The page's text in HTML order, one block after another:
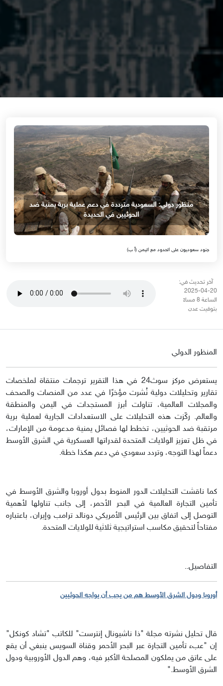
منظور دولي: السعودية مترددة في دعم عملية برية يمنية ضد
الحوثيين في الحديدة
جنود سعوديون على الحدود مع اليمن (أ ب)
آخر تحديث في:
20-04-2025
الساعة 8 مساءً
بتوقيت عدن
المنظور الدولي
يستعرض مركز سوث24 في هذا التقرير ترجمات منتقاة لملخصات
تقارير وتحليلات دولية نُشرت مؤخرًا في عدد من المنصات والصحف
والمجلات العالمية، تناولت أبرز المستجدات في اليمن والمنطقة
والعالم. ركّزت هذه التحليلات على الاستعدادات الجارية لعملية برية
مرتقبة ضد الحوثيين، تخطط لها فصائل يمنية مدعومة من الإمارات،
في ظل تعزيز الولايات المتحدة لقدراتها العسكرية في الشرق الأوسط
دعماً لهذا التوجه، وتردد سعودي في دعم هكذا خطة.
كما ناقشت التحليلات الدور المنوط بدول أوروبا والشرق الأوسط في
تأمين التجارة العالمية في البحر الأحمر، إلى جانب تناولها لأهمية
التوصل إلى اتفاق بين الرئيس الأمريكي دونالد ترامب وإيران، باعتباره
مفتاحاً لتحقيق مكاسب استراتيجية ثلاثية للولايات المتحدة.
التفاصيل..
أوروبا ودول الشرق الأوسط هم من يجب أن يواجه الحوثيين
قال تحليل نشرته مجلة "ذا ناشيونال إنترست" للكاتب "تشاد كونكل"
إن "عبء تأمين التجارة عبر البحر الأحمر وقناة السويس ينبغي أن يقع
على عاتق من يملكون المصلحة الأكبر فيه، وهم الدول الأوروبية ودول
الشرق الأوسط."